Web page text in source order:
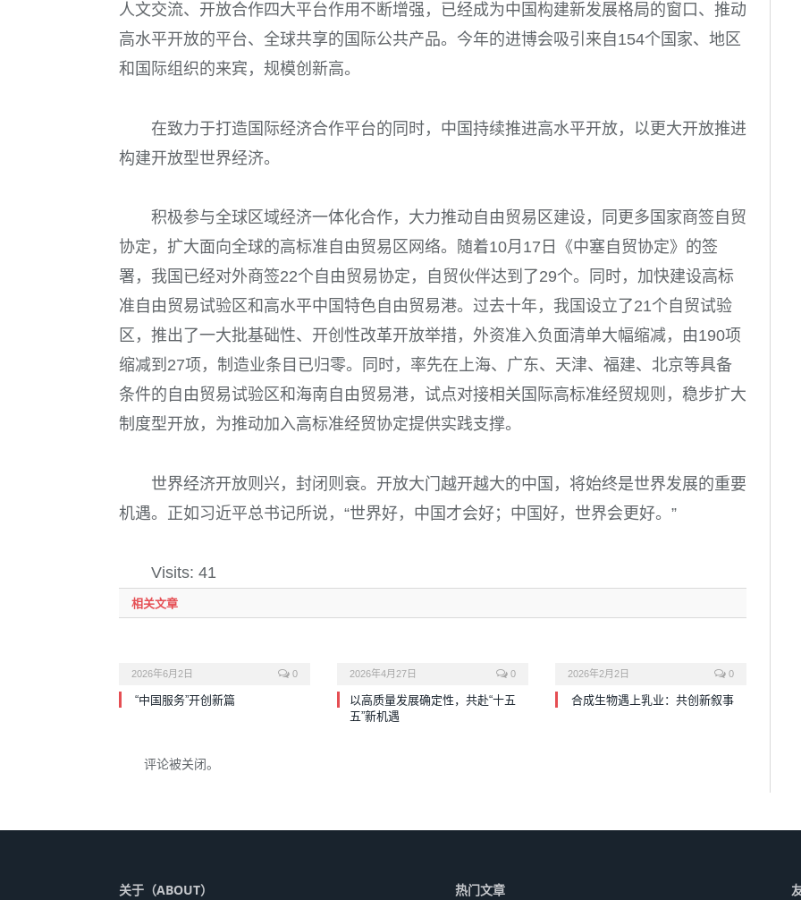
人文交流、开放合作四大平台作用不断增强，已经成为中国构建新发展格局的窗口、推动
高水平开放的平台、全球共享的国际公共产品。今年的进博会吸引来自154个国家、地区
和国际组织的来宾，规模创新高。
在致力于打造国际经济合作平台的同时，中国持续推进高水平开放，以更大开放推进
构建开放型世界经济。
积极参与全球区域经济一体化合作，大力推动自由贸易区建设，同更多国家商签自贸
协定，扩大面向全球的高标准自由贸易区网络。随着10月17日《中塞自贸协定》的签
署，我国已经对外商签22个自由贸易协定，自贸伙伴达到了29个。同时，加快建设高标
准自由贸易试验区和高水平中国特色自由贸易港。过去十年，我国设立了21个自贸试验
区，推出了一大批基础性、开创性改革开放举措，外资准入负面清单大幅缩减，由190项
缩减到27项，制造业条目已归零。同时，率先在上海、广东、天津、福建、北京等具备
条件的自由贸易试验区和海南自由贸易港，试点对接相关国际高标准经贸规则，稳步扩大
制度型开放，为推动加入高标准经贸协定提供实践支撑。
世界经济开放则兴，封闭则衰。开放大门越开越大的中国，将始终是世界发展的重要
机遇。正如习近平总书记所说，“世界好，中国才会好；中国好，世界会更好。”
Visits: 41
相关文章
2026年6月2日 0
“中国服务”开创新篇
2026年4月27日 0
以高质量发展确定性，共赴“十五
五”新机遇
2026年2月2日 0
合成生物遇上乳业：共创新叙事
评论被关闭。
关于（ABOUT） 热门文章